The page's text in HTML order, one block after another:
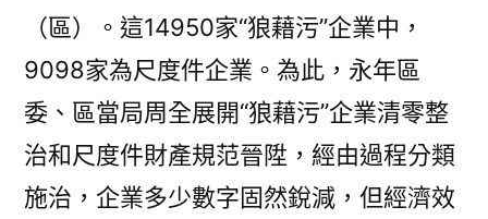
行
情
中
國
成
長
門
（區）。這14950家“狼藉污”企業中，
9098家為尺度件企業。為此，永年區
委、區當局周全展開“狼藉污”企業清零整
治和尺度件財產規范晉陞，經由過程分類
施治，企業多少數字固然銳減，但經濟效